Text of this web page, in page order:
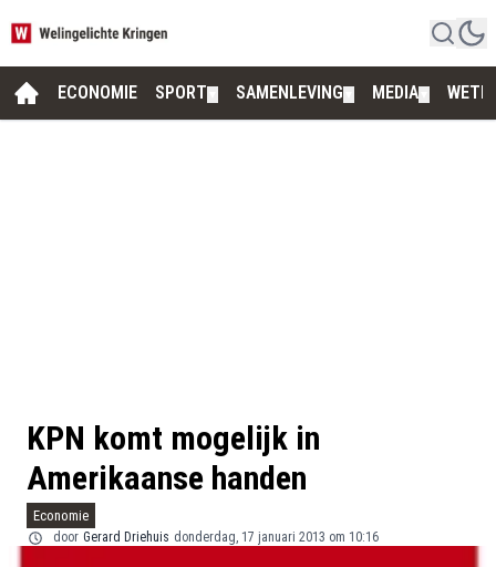
ECONOMIE SPORT SAMENLEVING MEDIA
KPN komt mogelijk in
Amerikaanse handen
Economie
door Gerard Driehuis donderdag, 17 januari 2013 om 10:16